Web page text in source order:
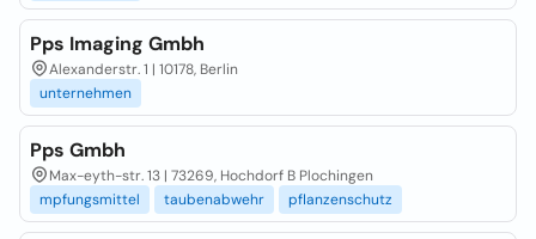
Pps Imaging Gmbh
Alexanderstr. 1 | 10178, Berlin
unternehmen
Pps Gmbh
Max-eyth-str. 13 | 73269, Hochdorf B Plochingen
mpfungsmittel
taubenabwehr pflanzenschutz